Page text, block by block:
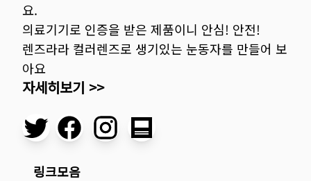
요.
의료기기로 인증을 받은 제품이니 안심! 안전!
렌즈라라 컬러렌즈로 생기있는 눈동자를 만들어 보
아요
자세히보기 >>
링크모음